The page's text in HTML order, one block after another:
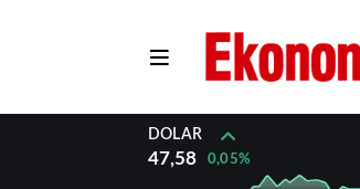
DOLAR
47,58 0,05%